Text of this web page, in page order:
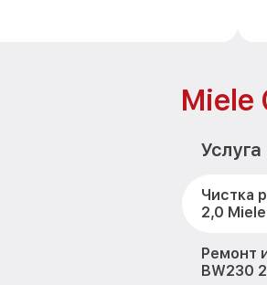
Miele
Услуга
Чистка
2,0 Miele
Ремонт
BW230